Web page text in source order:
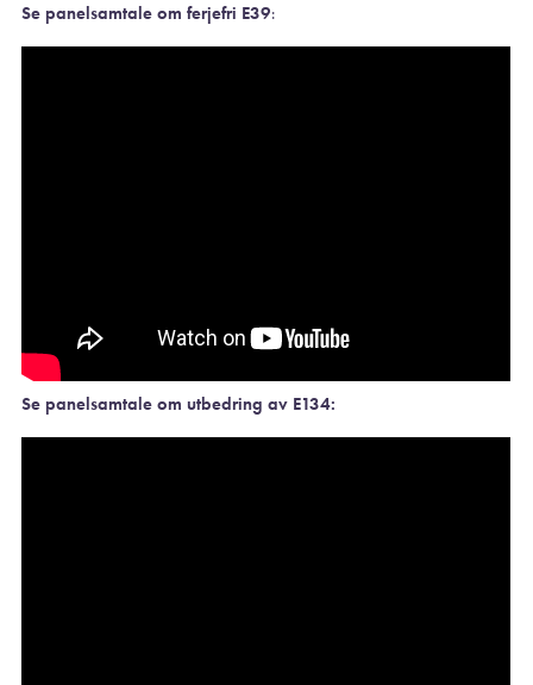
Se panelsamtale om ferjefri E39:
Se panelsamtale om utbedring av E134: